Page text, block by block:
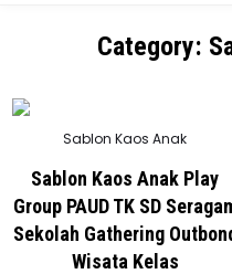
Category:
Posted
Sablon Kaos Anak
Sablon Kaos Anak Play
Group PAUD TK SD
Sekolah Gathering
Wisata Kelas